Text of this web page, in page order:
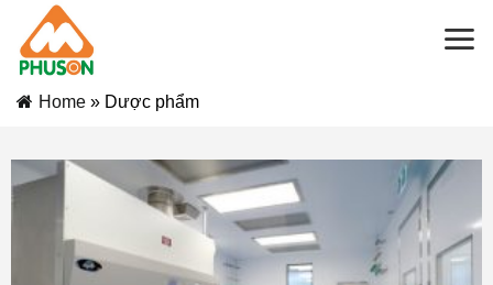
content
Home » Dược phẩm